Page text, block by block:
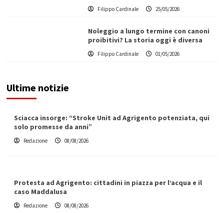
Filippo Cardinale 25/05/2026
Noleggio a lungo termine con canoni
proibitivi? La storia oggi è diversa
Filippo Cardinale 01/05/2026
Ultime notizie
Sciacca insorge: “Stroke Unit ad Agrigento potenziata, qui
solo promesse da anni”
Redazione 08/08/2026
Protesta ad Agrigento: cittadini in piazza per l’acqua e il
caso Maddalusa
Redazione 08/08/2026